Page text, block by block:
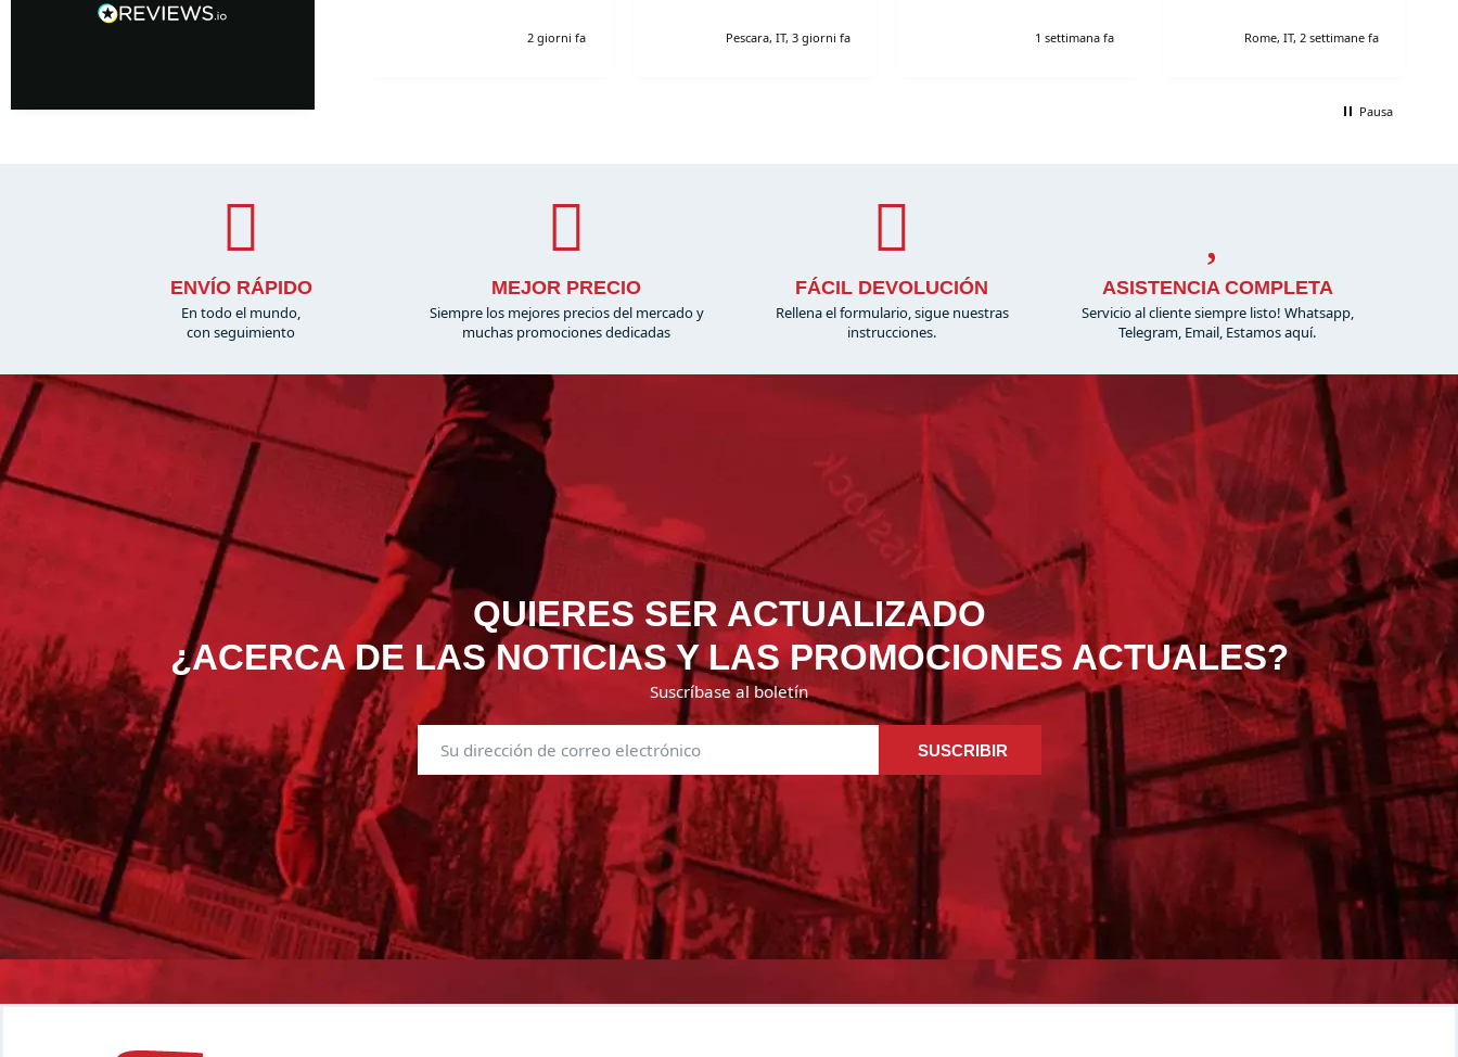
disponibilissimi. Grazie
2 giorni fa Pescara, IT, 3 giorni fa 1 settimana fa Rome, IT, 2 settimane fa
Pausa
ENVÍO RÁPIDO
En todo el mundo,
con seguimiento
MEJOR PRECIO
Siempre los mejores precios del mercado y
muchas promociones dedicadas
FÁCIL DEVOLUCIÓN
Rellena el formulario, sigue nuestras
instrucciones.
ASISTENCIA COMPLETA
Servicio al cliente siempre listo! Whatsapp,
Telegram, Email, Estamos aquí.
QUIERES SER ACTUALIZADO
¿ACERCA DE LAS NOTICIAS Y LAS PROMOCIONES ACTUALES?
Suscríbase al boletín
SUSCRIBIR